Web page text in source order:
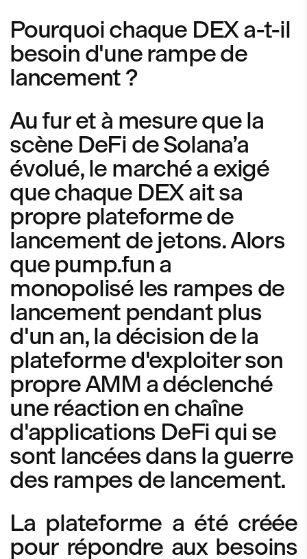
Pourquoi chaque DEX a-t-il
besoin d'une rampe de
lancement ?
Au fur et à mesure que la
scène DeFi de Solana’a
évolué, le marché a exigé
que chaque DEX ait sa
propre plateforme de
lancement de jetons. Alors
que pump.fun a
monopolisé les rampes de
lancement pendant plus
d'un an, la décision de la
plateforme d'exploiter son
propre AMM a déclenché
une réaction en chaîne
d'applications DeFi qui se
sont lancées dans la guerre
des rampes de lancement.
La plateforme a été créée
pour répondre aux besoins